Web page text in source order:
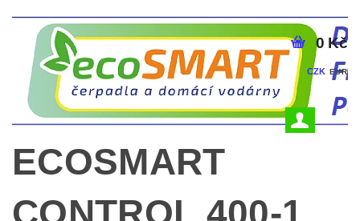
CZK EUR
0 Kč
ECOSMART